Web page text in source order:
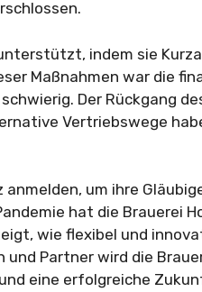
indem sie
Maßnahmen war die
Der Rückgang
Vertriebswege
um ihre
hat die Brauerei
wie flexibel und
Partner wird die
eine erfolgreiche